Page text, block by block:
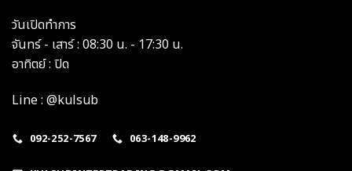
วันเปิดทำการ
จันทร์ - เสาร์ : 08:30 น. - 17:30 น.
อาทิตย์ : ปิด
Line : @kulsub
092-252-7567 063-148-9962